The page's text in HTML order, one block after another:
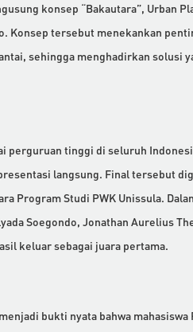
konsep “Bakautara”, Urban
Konsep tersebut menekankan
sehingga menghadirkan solusi
perguruan tinggi di seluruh
langsung. Final tersebut
Program Studi PWK Unissula.
Soegondo, Jonathan Aurelius
keluar sebagai juara pertama.
bukti nyata bahwa